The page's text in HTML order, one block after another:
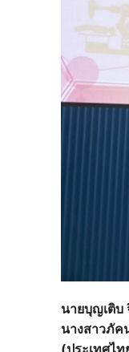
นายบุญเติบ
นางสาวภั
(ประเทศไ